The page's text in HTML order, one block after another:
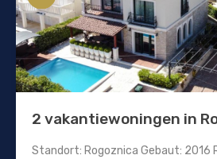
2 vakantiewoningen in
Standort: Rogoznica Gebaut: 2016